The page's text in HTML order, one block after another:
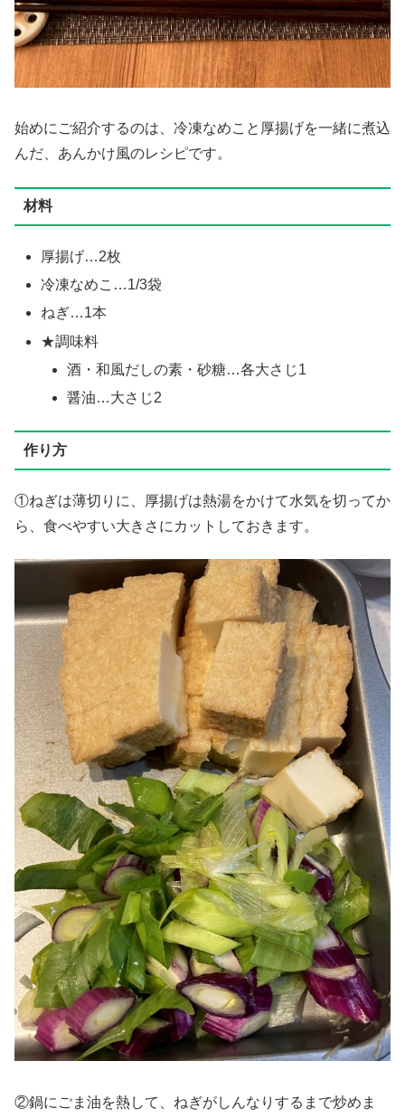
始めにご紹介するのは、冷凍なめこと厚揚げを一緒に煮込
んだ、あんかけ風のレシピです。
材料
厚揚げ…2枚
冷凍なめこ…1/3袋
ねぎ…1本
★調味料
酒・和風だしの素・砂糖…各大さじ1
醤油…大さじ2
作り方
①ねぎは薄切りに、厚揚げは熱湯をかけて水気を切ってか
ら、食べやすい大きさにカットしておきます。
②鍋にごま油を熱して、ねぎがしんなりするまで炒めま